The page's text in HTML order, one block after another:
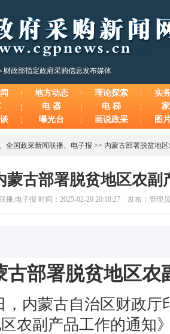
财政部指定政府采购信息发布媒体
地方动态 理论探索
实
电 器 电 梯
曝光台 画说政采 图
、 全国政采新闻联播、 电子报 >> 内蒙古部署脱贫地
蒙古部署脱贫地区农副
播,电子报 时间：2025-02-20 20:18:27 发布：管理
古部署脱贫地区农
，内蒙古自治区财政厅
农副产品工作的通知